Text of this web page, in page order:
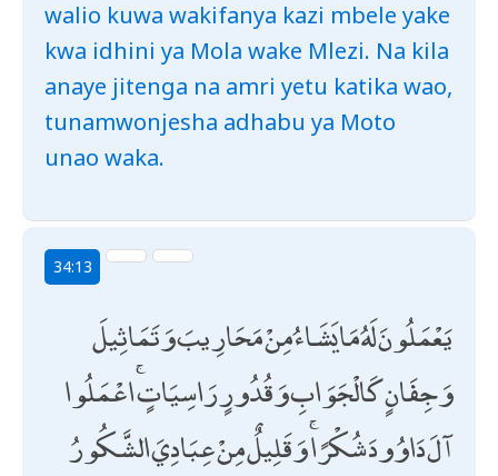
walio kuwa wakifanya kazi mbele yake
kwa idhini ya Mola wake Mlezi. Na kila
anaye jitenga na amri yetu katika wao,
tunamwonjesha adhabu ya Moto
unao waka.
34:13
يَعْمَلُونَ لَهُ مَا يَشَاءُ مِنْ مَحَارِيبَ وَتَمَاثِيلَ
وَجِفَانٍ كَالْجَوَابِ وَقُدُورٍ رَاسِيَاتٍ ۚ اعْمَلُوا
آلَ دَاوُودَ شُكْرًا ۚ وَقَلِيلٌ مِنْ عِبَادِيَ الشَّكُورُ